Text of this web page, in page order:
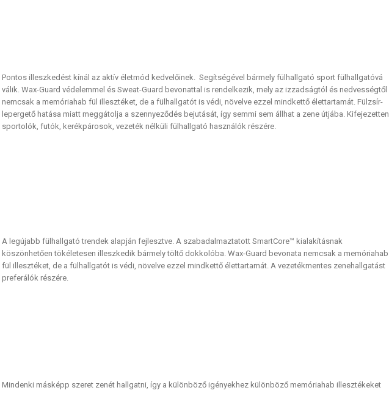
Pontos illeszkedést kínál az aktív életmód kedvelőinek. Segítségével bármely fülhallgató sport fülhallgatóvá
válik. Wax-Guard védelemmel és Sweat-Guard bevonattal is rendelkezik, mely az izzadságtól és nedvességtől
nemcsak a memóriahab fül illesztéket, de a fülhallgatót is védi, növelve ezzel mindkettő élettartamát. Fülzsír-
lepergető hatása miatt meggátolja a szennyeződés bejutását, így semmi sem állhat a zene útjába. Kifejezetten
sportolók, futók, kerékpárosok, vezeték nélküli fülhallgató használók részére.
A legújabb fülhallgató trendek alapján fejlesztve. A szabadalmaztatott SmartCore™ kialakításnak
köszönhetően tökéletesen illeszkedik bármely töltő dokkolóba. Wax-Guard bevonata nemcsak a memóriahab
fül illesztéket, de a fülhallgatót is védi, növelve ezzel mindkettő élettartamát. A vezetékmentes zenehallgatást
preferálók részére.
Mindenki másképp szeret zenét hallgatni, így a különböző igényekhez különböző memóriahab illesztékeket